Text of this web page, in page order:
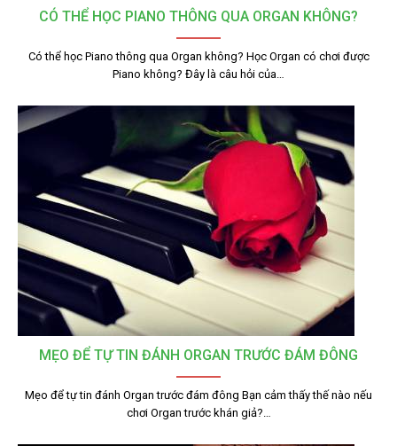
CÓ THỂ HỌC PIANO THÔNG QUA ORGAN KHÔNG?
Có thể học Piano thông qua Organ không? Học Organ có chơi được
Piano không? Đây là câu hỏi của…
MẸO ĐỂ TỰ TIN ĐÁNH ORGAN TRƯỚC ĐÁM ĐÔNG
Mẹo để tự tin đánh Organ trước đám đông Bạn cảm thấy thế nào nếu
chơi Organ trước khán giả?…